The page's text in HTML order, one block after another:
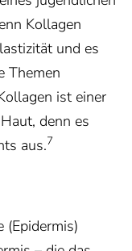
Kollagen
und es
Themen
ist einer
denn es
aus.7
(Epidermis)